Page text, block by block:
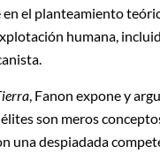
en el planteamiento
humana,
, Fanon expone y
son meros
una despiadada